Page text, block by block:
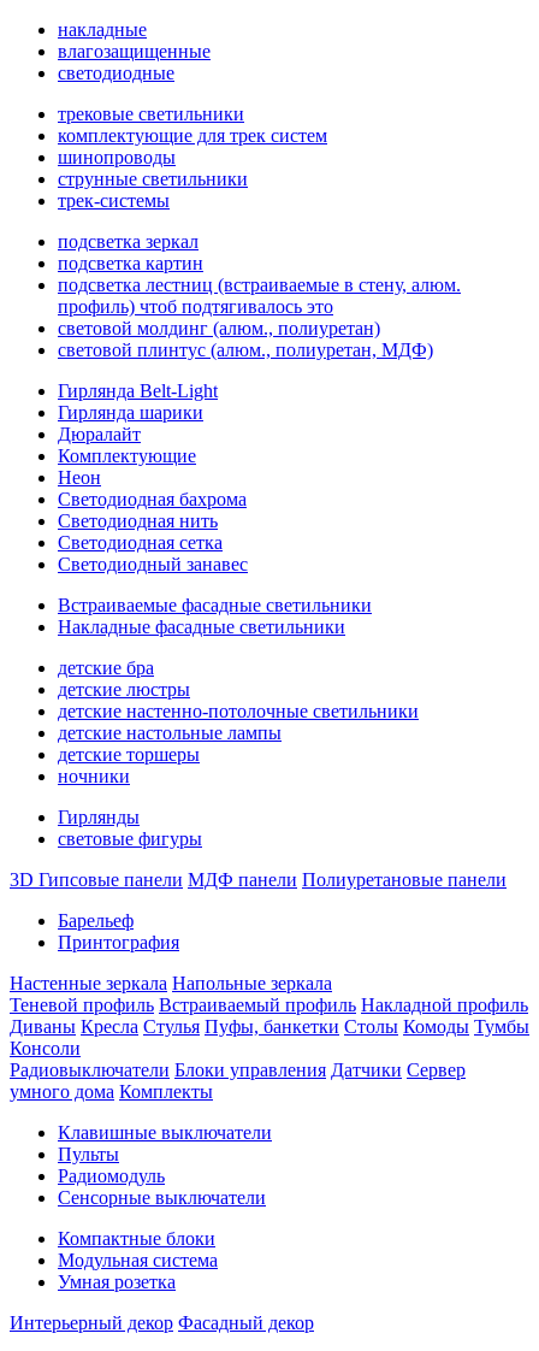
накладные
влагозащищенные
светодиодные
трековые светильники
комплектующие для трек систем
шинопроводы
струнные светильники
трек-системы
подсветка зеркал
подсветка картин
подсветка лестниц (встраиваемые в стену, алюм.
профиль) чтоб подтягивалось это
световой молдинг (алюм., полиуретан)
световой плинтус (алюм., полиуретан, МДФ)
Гирлянда Belt-Light
Гирлянда шарики
Дюралайт
Комплектующие
Неон
Светодиодная бахрома
Светодиодная нить
Светодиодная сетка
Светодиодный занавес
Встраиваемые фасадные светильники
Накладные фасадные светильники
детские бра
детские люстры
детские настенно-потолочные светильники
детские настольные лампы
детские торшеры
ночники
Гирлянды
световые фигуры
3D Гипсовые панели МДФ панели Полиуретановые панели
Барельеф
Принтография
Настенные зеркала Напольные зеркала
Теневой профиль Встраиваемый профиль Накладной профиль
Диваны Кресла Стулья Пуфы, банкетки Столы Комоды Тумбы
Консоли
Радиовыключатели Блоки управления Датчики Сервер
умного дома Комплекты
Клавишные выключатели
Пульты
Радиомодуль
Сенсорные выключатели
Компактные блоки
Модульная система
Умная розетка
Интерьерный декор Фасадный декор